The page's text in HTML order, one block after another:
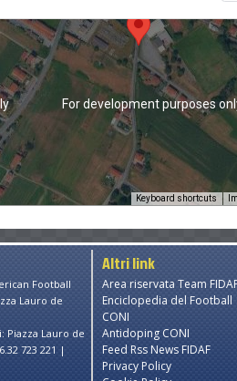
For development purposes
Keyboard shortcuts
Football
Lauro de
Piazza Lauro de
723 221 |
Altri link
Area riservata Team
Enciclopedia del Football
CONI
Antidoping CONI
Feed Rss News FIDAF
Privacy Policy